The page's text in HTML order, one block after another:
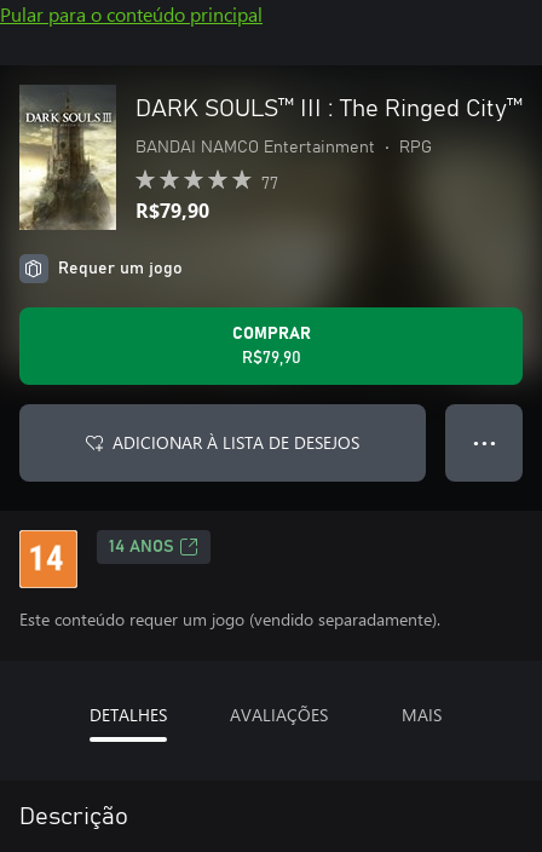
Pular para o conteúdo principal
DARK SOULS™ III : The Ringed City™
BANDAI NAMCO Entertainment • RPG
77
R$79,90
Requer um jogo
COMPRAR
R$79,90
ADICIONAR À LISTA DE DESEJOS ● ● ●
14 ANOS
Este conteúdo requer um jogo (vendido separadamente).
DETALHES AVALIAÇÕES MAIS
Descrição